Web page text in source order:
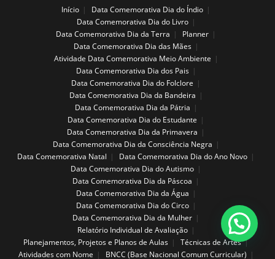
Início
Data Comemorativa Dia do Índio
Data Comemorativa Dia do Livro
Data Comemorativa Dia da Terra
Planner
Data Comemorativa Dia das Mães
Atividade Data Comemorativa Meio Ambiente
Data Comemorativa Dia dos Pais
Data Comemorativa Dia do Folclore
Data Comemorativa Dia da Bandeira
Data Comemorativa Dia da Pátria
Data Comemorativa Dia do Estudante
Data Comemorativa Dia da Primavera
Data Comemorativa Dia da Consciência Negra
Data Comemorativa Natal
Data Comemorativa Dia do Ano Novo
Data Comemorativa Dia do Autismo
Data Comemorativa Dia da Páscoa
Data Comemorativa Dia da Água
Data Comemorativa Dia do Circo
Data Comemorativa Dia da Mulher
Relatório Individual de Avaliação
Planejamentos, Projetos e Planos de Aulas
Técnicas de Artes
Atividades com Nome
BNCC (Base Nacional Comum Curricular)